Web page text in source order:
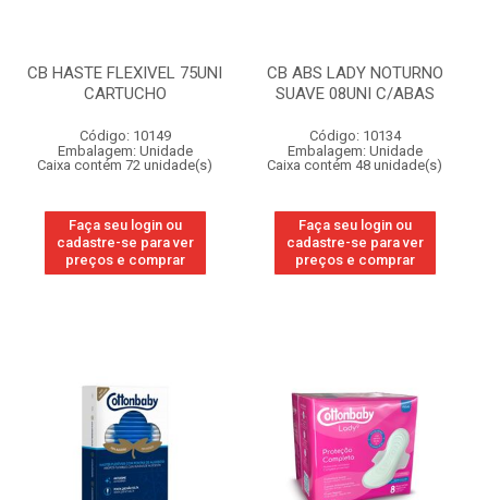
CB HASTE FLEXIVEL 75UNI
CARTUCHO
Código: 10149
Embalagem: Unidade
Caixa contém 72 unidade(s)
Faça seu login ou
cadastre-se para ver
preços e comprar
CB ABS LADY NOTURNO
SUAVE 08UNI C/ABAS
Código: 10134
Embalagem: Unidade
Caixa contém 48 unidade(s)
Faça seu login ou
cadastre-se para ver
preços e comprar